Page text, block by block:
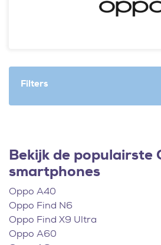
Filters
Bekijk de populairste
smartphones
Oppo A40
Oppo Find N6
Oppo Find X9 Ultra
Oppo A60